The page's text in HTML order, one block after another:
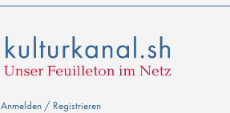
Anmelden / Registrieren